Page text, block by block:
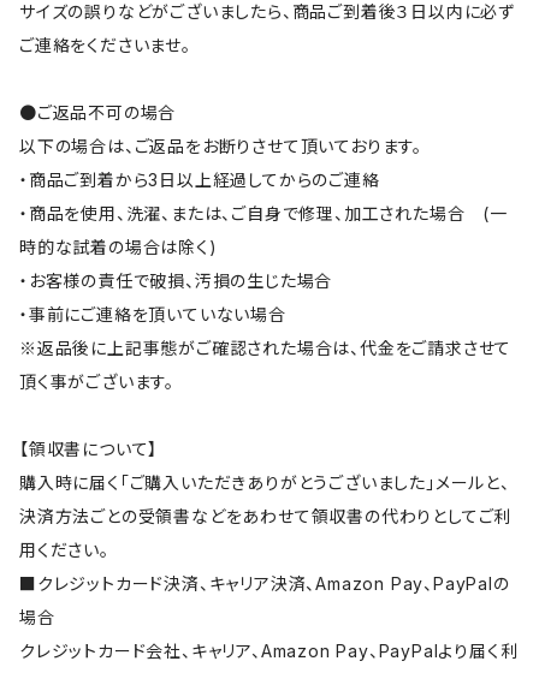
サイズの誤りなどがございましたら、商品ご到着後３日以内に必ず
ご連絡をくださいませ。
●ご返品不可の場合
以下の場合は、ご返品をお断りさせて頂いております。
・商品ご到着から3日以上経過してからのご連絡
・商品を使用、洗濯、または、ご自身で修理、加工された場合 (一
時的な試着の場合は除く)
・お客様の責任で破損、汚損の生じた場合
・事前にご連絡を頂いていない場合
※返品後に上記事態がご確認された場合は、代金をご請求させて
頂く事がございます。
【領収書について】
購入時に届く「ご購入いただきありがとうございました」メールと、
決済方法ごとの受領書などをあわせて領収書の代わりとしてご利
用ください。
■クレジットカード決済、キャリア決済、Amazon Pay、PayPalの
場合
クレジットカード会社、キャリア、Amazon Pay、PayPalより届く利